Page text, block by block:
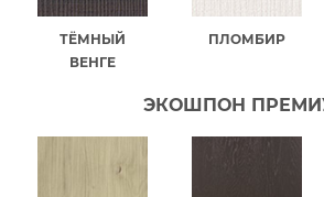
ТЁМНЫЙ
ВЕНГЕ
ПЛОМБИР
ЭКОШПОН